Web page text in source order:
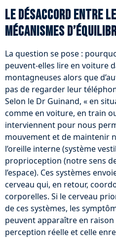
Le désaccord entre
mécanismes
La question se pose :
peuvent-elles lire en voiture
montagneuses alors que
pas de regarder leur
Selon le Dr Guinand, « en
comme en voiture, en train
interviennent pour nous
mouvement et de maintenir
l’oreille interne (système
proprioception (notre sens
l’espace). Ces systèmes
cerveau qui, en retour,
corporelles. Si le cerveau
de ces systèmes, les
peuvent apparaître en raison
perception réelle et celle